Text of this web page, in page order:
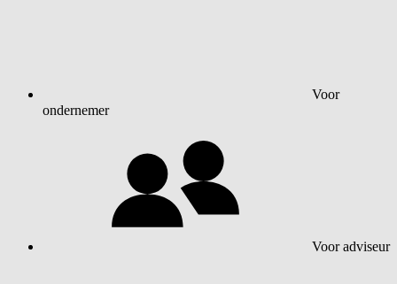
Voor
ondernemer
Voor adviseur